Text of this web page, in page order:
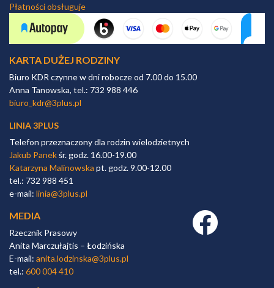
Płatności obsługuje
KARTA DUŻEJ RODZINY
Biuro KDR czynne w dni robocze od 7.00 do 15.00
Anna Tanowska, tel.: 732 988 446
biuro_kdr@3plus.pl
LINIA 3PLUS
Telefon przeznaczony dla rodzin wielodzietnych
Jakub Panekśr. godz. 16.00-19.00
Katarzyna Malinowska pt. godz. 9.00-12.00
tel.: 732 988 451
e-mail: linia@3plus.pl
MEDIA
Rzecznik Prasowy
Anita Marczułajtis – Łodzińska
E-mail: anita.lodzinska@3plus.pl
tel.: 600 004 410
Facebook link